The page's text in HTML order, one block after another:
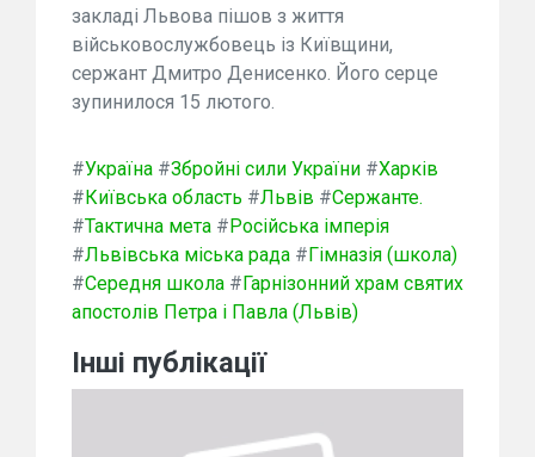
закладі Львова пішов з життя
військовослужбовець із Київщини,
сержант Дмитро Денисенко. Його серце
зупинилося 15 лютого.
#Україна #Збройні сили України #Харків
#Київська область #Львів #Сержанте.
#Тактична мета #Російська імперія
#Львівська міська рада #Гімназія (школа)
#Середня школа #Гарнізонний храм святих
апостолів Петра і Павла (Львів)
Інші публікації